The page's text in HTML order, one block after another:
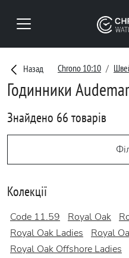
Назад Chrono 10:10
Годинники
Знайдено 66 товарів
Колекції
Code 11.59 Royal Oak
Royal Oak Ladies
Royal
Royal Oak Offshore Ladies